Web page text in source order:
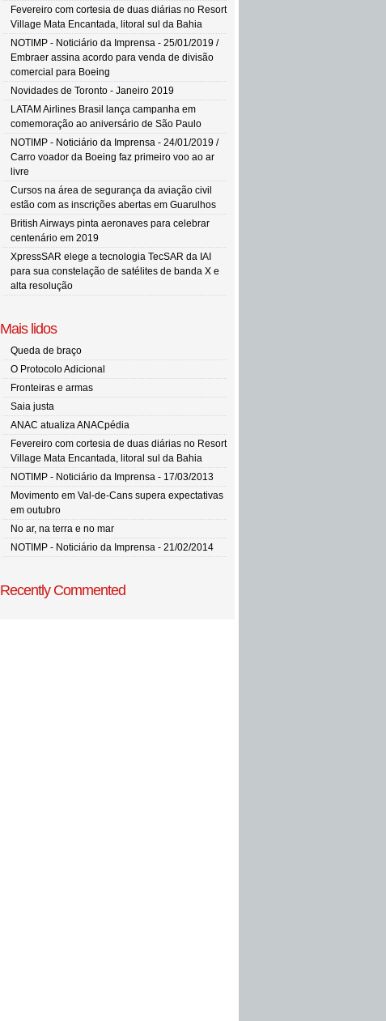
Fevereiro com cortesia de duas diárias no Resort
Village Mata Encantada, litoral sul da Bahia
NOTIMP - Noticiário da Imprensa - 25/01/2019 /
Embraer assina acordo para venda de divisão
comercial para Boeing
Novidades de Toronto - Janeiro 2019
LATAM Airlines Brasil lança campanha em
comemoração ao aniversário de São Paulo
NOTIMP - Noticiário da Imprensa - 24/01/2019 /
Carro voador da Boeing faz primeiro voo ao ar
livre
Cursos na área de segurança da aviação civil
estão com as inscrições abertas em Guarulhos
British Airways pinta aeronaves para celebrar
centenário em 2019
XpressSAR elege a tecnologia TecSAR da IAI
para sua constelação de satélites de banda X e
alta resolução
Mais lidos
Queda de braço
O Protocolo Adicional
Fronteiras e armas
Saia justa
ANAC atualiza ANACpédia
Fevereiro com cortesia de duas diárias no Resort
Village Mata Encantada, litoral sul da Bahia
NOTIMP - Noticiário da Imprensa - 17/03/2013
Movimento em Val-de-Cans supera expectativas
em outubro
No ar, na terra e no mar
NOTIMP - Noticiário da Imprensa - 21/02/2014
Recently Commented